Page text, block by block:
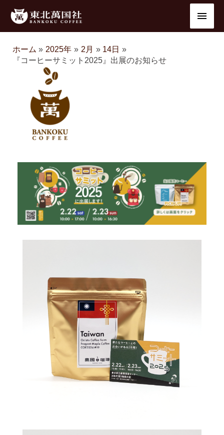
メ
イ
ホーム 2025年 2月
14日
『コーヒーサミット2025』出展のお知らせ